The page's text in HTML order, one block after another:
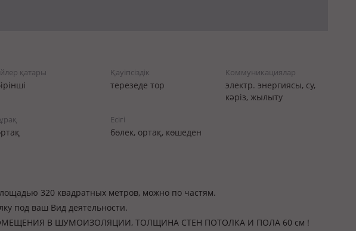
қатары Қауіпсіздік
терезеде тор
Коммуникациялар
электр. энергиясы, су,
кәріз, жылыту
Есігі
бөлек, ортақ, көшеден
320 квадратных метров, можно по частям.
под ваш Вид деятельности.
В ШУМОИЗОЛЯЦИИ, ТОЛЩИНА СТЕН ПОТОЛКА И ПОЛА 60 см !